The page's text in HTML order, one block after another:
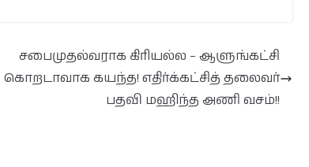
சபைமுதல்வராக கிரியல்ல – ஆளுங்கட்சி
கொறடாவாக கயந்த! எதிர்க்கட்சித் தலைவர்
பதவி மஹிந்த அணி வசம்!!